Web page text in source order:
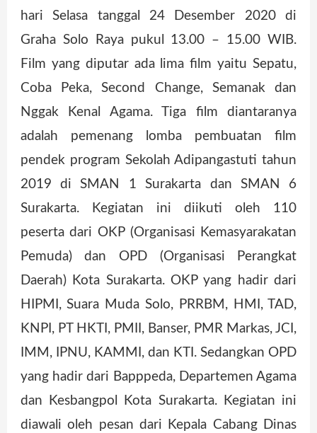
hari Selasa tanggal 24 Desember 2020 di
Graha Solo Raya pukul 13.00 – 15.00 WIB.
Film yang diputar ada lima film yaitu Sepatu,
Coba Peka, Second Change, Semanak dan
Nggak Kenal Agama. Tiga film diantaranya
adalah pemenang lomba pembuatan film
pendek program Sekolah Adipangastuti tahun
2019 di SMAN 1 Surakarta dan SMAN 6
Surakarta. Kegiatan ini diikuti oleh 110
peserta dari OKP (Organisasi Kemasyarakatan
Pemuda) dan OPD (Organisasi Perangkat
Daerah) Kota Surakarta. OKP yang hadir dari
HIPMI, Suara Muda Solo, PRRBM, HMI, TAD,
KNPI, PT HKTI, PMII, Banser, PMR Markas, JCI,
IMM, IPNU, KAMMI, dan KTI. Sedangkan OPD
yang hadir dari Bapppeda, Departemen Agama
dan Kesbangpol Kota Surakarta. Kegiatan ini
diawali oleh pesan dari Kepala Cabang Dinas